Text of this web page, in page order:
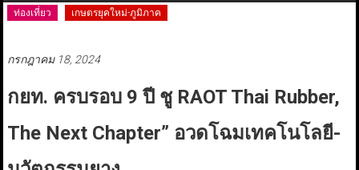
ท่องเที่ยว เกษตรยุคใหม่-ภูมิภาค
กรกฎาคม 18, 2024
กยท. ครบรอบ 9 ปี ชู RAOT Thai Rubber,
The Next Chapter” อวดโฉมเทคโนโลยี-